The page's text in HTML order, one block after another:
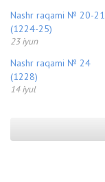
Nashr raqami № 20-21
(1224-25)
23 iyun
Nashr raqami № 24
(1228)
14 iyul